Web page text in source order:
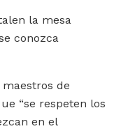
la mesa
conozca
de
“se respeten los
en el